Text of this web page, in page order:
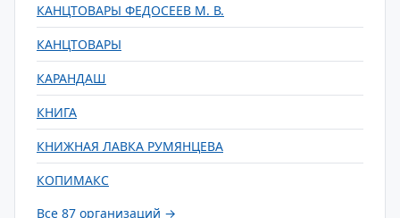
КАНЦТОВАРЫ ФЕДОСЕЕВ М. В.
КАНЦТОВАРЫ
КАРАНДАШ
КНИГА
КНИЖНАЯ ЛАВКА РУМЯНЦЕВА
КОПИМАКС
Все 87 организаций →